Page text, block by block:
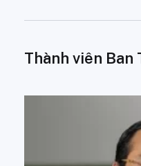
Thành viên